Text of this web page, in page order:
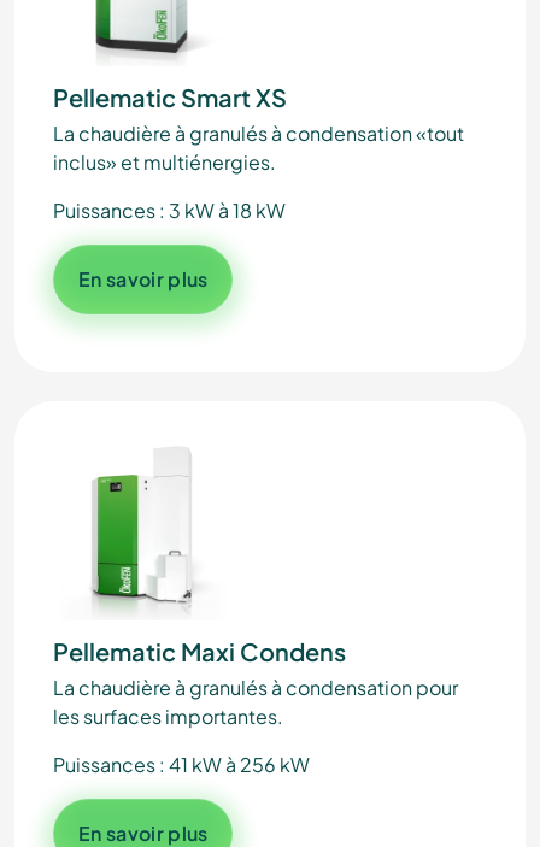
Pellematic Smart XS
La chaudière à granulés à condensation «tout
inclus» et multiénergies.
Puissances : 3 kW à 18 kW
En savoir plus
Pellematic Maxi Condens
La chaudière à granulés à condensation pour
les surfaces importantes.
Puissances : 41 kW à 256 kW
En savoir plus